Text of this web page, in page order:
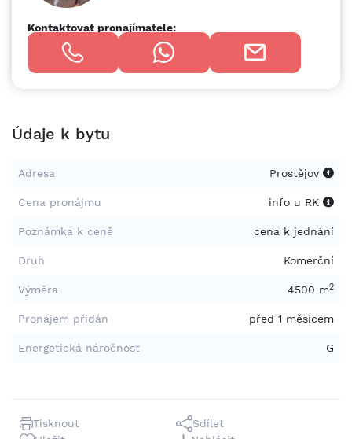
Kontaktovat pronajímatele:
Tisknout
Sdílet
Údaje k bytu
Adresa Prostějov
Cena pronájmu info u RK
Poznámka k ceně cena k jednání
Druh Komerční
Výměra 4500 m2
Pronájem přidán před 1 měsícem
Energetická náročnost G